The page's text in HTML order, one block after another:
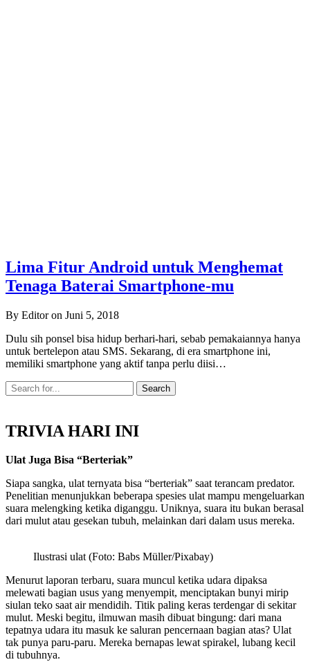
Lima Fitur Android untuk Menghemat
Tenaga Baterai Smartphone-mu
By Editor on Juni 5, 2018
Dulu sih ponsel bisa hidup berhari-hari, sebab pemakaiannya hanya
untuk bertelepon atau SMS. Sekarang, di era smartphone ini,
memiliki smartphone yang aktif tanpa perlu diisi…
TRIVIA HARI INI
Ulat Juga Bisa “Berteriak”
Siapa sangka, ulat ternyata bisa “berteriak” saat terancam predator.
Penelitian menunjukkan beberapa spesies ulat mampu mengeluarkan
suara melengking ketika diganggu. Uniknya, suara itu bukan berasal
dari mulut atau gesekan tubuh, melainkan dari dalam usus mereka.
Ilustrasi ulat (Foto: Babs Müller/Pixabay)
Menurut laporan terbaru, suara muncul ketika udara dipaksa
melewati bagian usus yang menyempit, menciptakan bunyi mirip
siulan teko saat air mendidih. Titik paling keras terdengar di sekitar
mulut. Meski begitu, ilmuwan masih dibuat bingung: dari mana
tepatnya udara itu masuk ke saluran pencernaan bagian atas? Ulat
tak punya paru-paru. Mereka bernapas lewat spirakel, lubang kecil
di tubuhnya.